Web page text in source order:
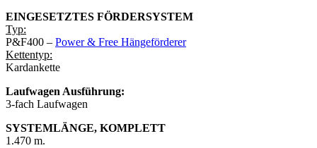
EINGESETZTES FÖRDERSYSTEM
Typ:
P&F400 – Power & Free Hängeförderer
Kettentyp:
Kardankette
Laufwagen Ausführung:
3-fach Laufwagen
SYSTEMLÄNGE, KOMPLETT
1.470 m.